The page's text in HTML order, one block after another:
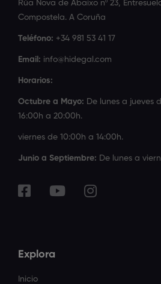
Rúa Nova de Abaixo nº 23,
Compostela. A Coruña
Teléfono: +34 981 53 41 17
Email: info@hidegal.com
Horarios:
Octubre a Mayo: De lunes a jueves
16:00h a 20:00h.
viernes de 10:00h a 14:00h.
Junio a Septiembre: De lunes a
Explora
Inicio